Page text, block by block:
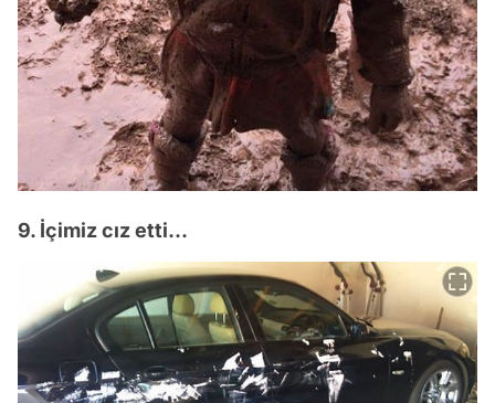
9. İçimiz cız etti...